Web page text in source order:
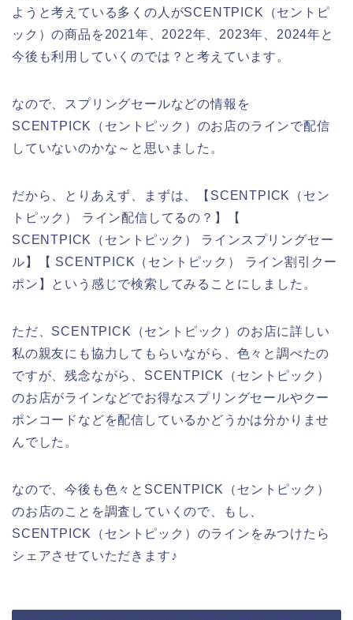
ようと考えている多くの人がSCENTPICK（セントピ
ック）の商品を2021年、2022年、2023年、2024年と
今後も利用していくのでは？と考えています。
なので、スプリングセールなどの情報を
SCENTPICK（セントピック）のお店のラインで配信
していないのかな～と思いました。
だから、とりあえず、まずは、【SCENTPICK（セン
トピック） ライン配信してるの？】【
SCENTPICK（セントピック） ラインスプリングセー
ル】【 SCENTPICK（セントピック） ライン割引クー
ポン】という感じで検索してみることにしました。
ただ、SCENTPICK（セントピック）のお店に詳しい
私の親友にも協力してもらいながら、色々と調べたの
ですが、残念ながら、SCENTPICK（セントピック）
のお店がラインなどでお得なスプリングセールやクー
ポンコードなどを配信しているかどうかは分かりませ
んでした。
なので、今後も色々とSCENTPICK（セントピック）
のお店のことを調査していくので、もし、
SCENTPICK（セントピック）のラインをみつけたら
シェアさせていただきます♪